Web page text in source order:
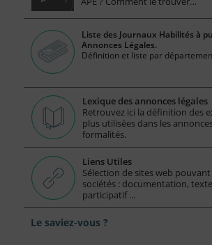
Liste des Journaux Habilités à
Annonces Légales.
Définition et liste par
Lexique des annonces légales
Retrouvez ici la définition des
plus utilisées dans les
formalités.
Liens Utiles
Sélection de sites web
sociétés : documentation,
participatif ...
Le saviez-vous ?